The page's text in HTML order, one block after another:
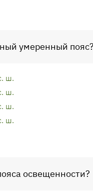
умеренный пояс?
ш.
ш.
ш.
ш.
освещенности?